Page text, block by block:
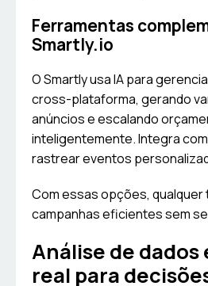
Ferramentas
Smartly.io
O Smartly usa IA para
cross-plataforma, gerando
anúncios e escalando
inteligentemente. Integra
rastrear eventos
Com essas opções, qualquer
campanhas eficientes sem
Análise de dados
real para